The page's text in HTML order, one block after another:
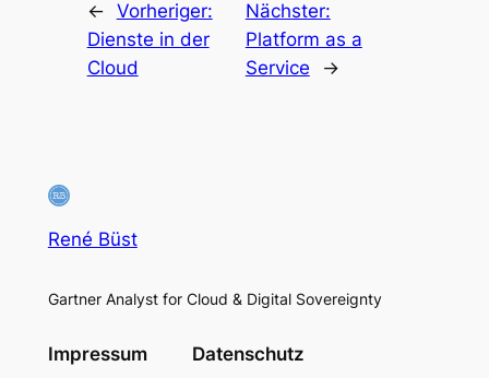
← Vorheriger:
Dienste in der
Cloud
Nächster:
Platform as a
Service
→
René Büst
Gartner Analyst for Cloud & Digital Sovereignty
Impressum Datenschutz